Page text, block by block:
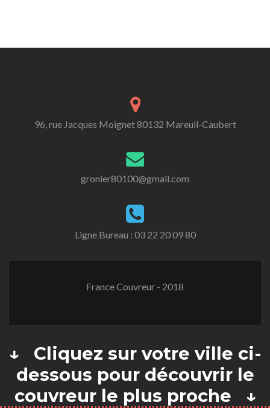
96, rue Jacques Moignet 80132 Mareuil-Caubert
gronier80100@gmail.com
Ligne Bureau : 03 22 20 09 80
France Couvreur - 2018
↓ Cliquez sur votre ville ci-
dessous pour découvrir le
couvreur le plus proche ↓